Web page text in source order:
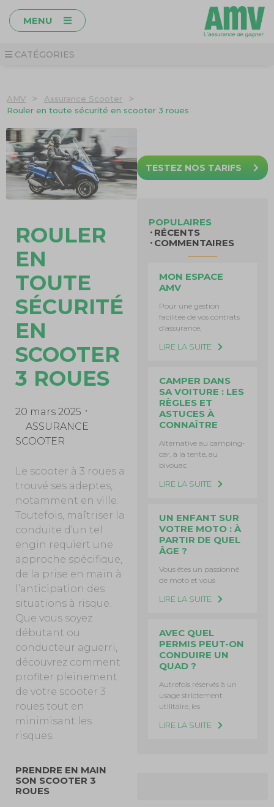
MENU
CATÉGORIES
AMV > Assurance Scooter >
Rouler en toute sécurité en scooter 3 roues
ROULER
EN
TOUTE
SÉCURITÉ
EN
SCOOTER
3 ROUES
20 mars 2025
ASSURANCE
SCOOTER
Le scooter à 3 roues a
trouvé ses adeptes,
notamment en ville.
Toutefois, maîtriser la
conduite d’un tel
engin requiert une
approche spécifique,
de la prise en main à
l’anticipation des
situations à risque.
Que vous soyez
débutant ou
conducteur aguerri,
découvrez comment
profiter pleinement
de votre scooter 3
roues tout en
minimisant les
risques.
PRENDRE EN MAIN
SON SCOOTER 3
ROUES
TESTEZ NOS TARIFS
POPULAIRES
RÉCENTS
COMMENTAIRES
MON ESPACE
AMV
Pour une gestion
facilitée de vos contrats
d’assurance,
LIRE LA SUITE
CAMPER DANS
SA VOITURE : LES
RÈGLES ET
ASTUCES À
CONNAÎTRE
Alternative au camping-
car, à la tente, au
bivouac
LIRE LA SUITE
UN ENFANT SUR
VOTRE MOTO : À
PARTIR DE QUEL
ÂGE ?
Vous êtes un passionné
de moto et vous
LIRE LA SUITE
AVEC QUEL
PERMIS PEUT-ON
CONDUIRE UN
QUAD ?
Autrefois réservés à un
usage strictement
utilitaire, les
LIRE LA SUITE